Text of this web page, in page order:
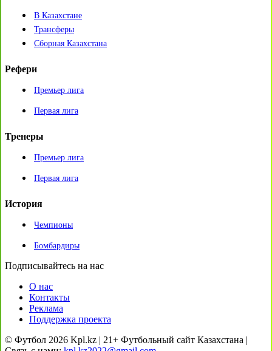
В Казахстане
Трансферы
Сборная Казахстана
Рефери
Премьер лига
Первая лига
Тренеры
Премьер лига
Первая лига
История
Чемпионы
Бомбардиры
Подписывайтесь на нас
О нас
Контакты
Реклама
Поддержка проекта
© Футбол 2026 Kpl.kz | 21+ Футбольный сайт Казахстана |